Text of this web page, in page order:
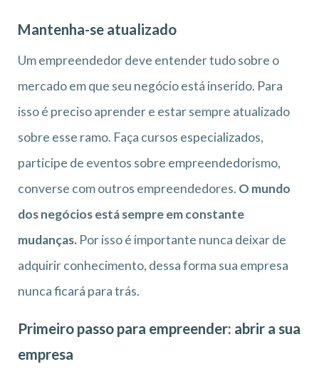
Mantenha-se atualizado
Um empreendedor deve entender tudo sobre o
mercado em que seu negócio está inserido. Para
isso é preciso aprender e estar sempre atualizado
sobre esse ramo. Faça cursos especializados,
participe de eventos sobre empreendedorismo,
converse com outros empreendedores. O mundo
dos negócios está sempre em constante
mudanças. Por isso é importante nunca deixar de
adquirir conhecimento, dessa forma sua empresa
nunca ficará para trás.
Primeiro passo para empreender: abrir a sua
empresa